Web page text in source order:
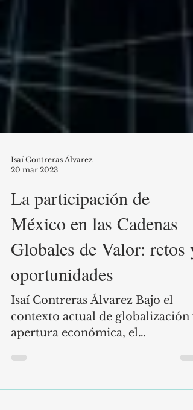
20 mar 2023
La participación de
México en las Cadenas
Globales de Valor: retos y
oportunidades
Isaí Contreras Álvarez Bajo el
contexto actual de globalización y
apertura económica, el
surgimiento de las redes
internacionales de producción,